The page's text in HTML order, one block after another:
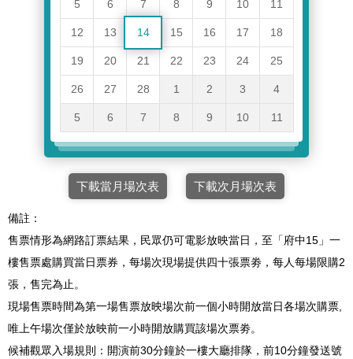
5 6 7 8 9 10 11
12 13 14 15 16 17 18
19 20 21 22 23 24 25
26 27 28 1 2 3 4
5 6 7 8 9 10 11
下載當月場次表 下載次月場次表
備註：
售票情形為網路訂票結果，民眾仍可電影放映當日，至「府中15」一
樓售票處購買當日票券，每場次現場提供四十張票劵，每人每場限購2
張，售完為止。
現場售票時間為第一場售票放映場次前一個小時開放當日各場次購票,
唯上午場次僅於放映前一小時開放購買該場次票劵。
候補觀眾入場規則：開演前30分鐘於一樓大廳排隊，前10分鐘發送號